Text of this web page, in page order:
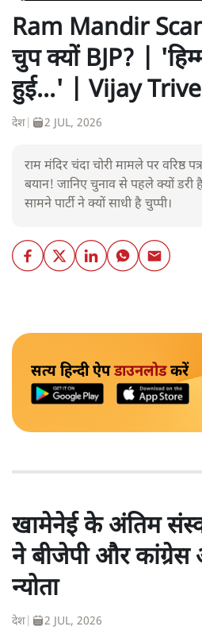
Ram Mandir
चुप क्यों BJP? |
हुई...' | Vijay
देश 2 JUL, 2026
राम मंदिर चंदा चोरी मामले पर वरिष्ठ
बयान! जानिए चुनाव से पहले क्यों
सामने पार्टी ने क्यों साधी है चुप्पी।
सत्य हिन्दी ऐपडाउनलोडकरें
खामेनेई के अंतिम
ने बीजेपी और कांग्रेस
न्योता
देश 2 JUL, 2026